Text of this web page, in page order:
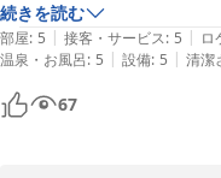
2026-01-17
続きを読む
部屋: 5 | 接客・サービス: 5 | ロ
温泉・お風呂: 5 | 設備: 5 | 清潔
67